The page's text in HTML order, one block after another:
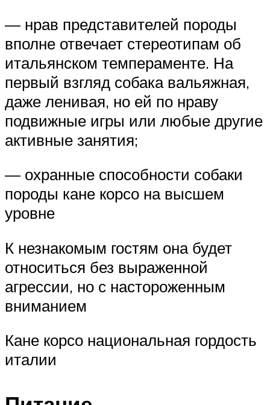
— нрав представителей породы
вполне отвечает стереотипам об
итальянском темпераменте. На
первый взгляд собака вальяжная,
даже ленивая, но ей по нраву
подвижные игры или любые другие
активные занятия;
— охранные способности собаки
породы кане корсо на высшем
уровне
К незнакомым гостям она будет
относиться без выраженной
агрессии, но с настороженным
вниманием
Кане корсо национальная гордость
италии